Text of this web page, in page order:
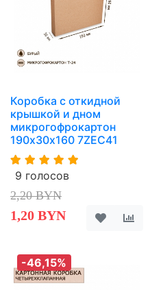
Коробка с откидной
крышкой и дном
микрогофрокартон
190х30х160 7ZEC41
9 голосов
2,20 BYN
1,20 BYN
-46,15%